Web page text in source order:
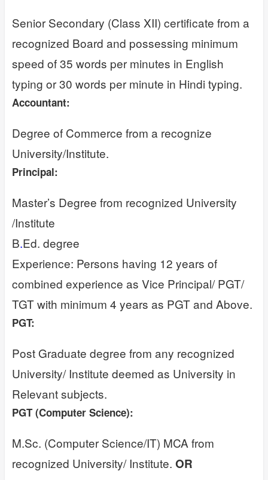
Senior Secondary (Class XII) certificate from a
recognized Board and possessing minimum
speed of 35 words per minutes in English
typing or 30 words per minute in Hindi typing.
Accountant:
Degree of Commerce from a recognize
University/Institute.
Principal:
Master’s Degree from recognized University
/Institute
B.Ed. degree
Experience: Persons having 12 years of
combined experience as Vice Principal/ PGT/
TGT with minimum 4 years as PGT and Above.
PGT:
Post Graduate degree from any recognized
University/ Institute deemed as University in
Relevant subjects.
PGT (Computer Science):
M.Sc. (Computer Science/IT) MCA from
recognized University/ Institute. OR